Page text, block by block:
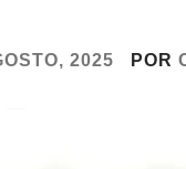
2025 POR